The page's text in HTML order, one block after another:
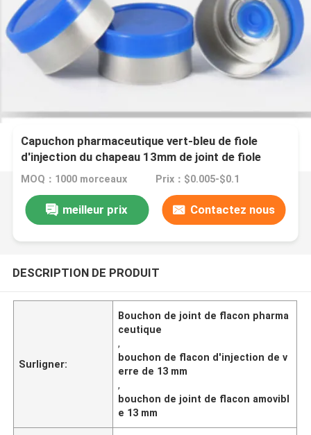
Capuchon pharmaceutique vert-bleu de fiole
d'injection du chapeau 13mm de joint de fiole
MOQ：1000 morceaux Prix：$0.005-$0.1
meilleur prix Contactez nous
DESCRIPTION DE PRODUIT
Surligner:
Bouchon de joint de flacon pharma
ceutique
,
bouchon de flacon d'injection de v
erre de 13 mm
,
bouchon de joint de flacon amovibl
e 13 mm